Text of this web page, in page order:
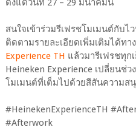
สนใจเข้าร่วมรีเฟรชโมเมนต์กับไ
ติดตามรายละเอียดเพิ่มเติมได้ทา
Experience TH แล้วมารีเฟรชทุก
Heineken Experience เปลี่ยนช่ว
โมเมนต์ที่เต็มไปด้วยสีสันความส
#HeinekenExperienceTH
#Afterwork